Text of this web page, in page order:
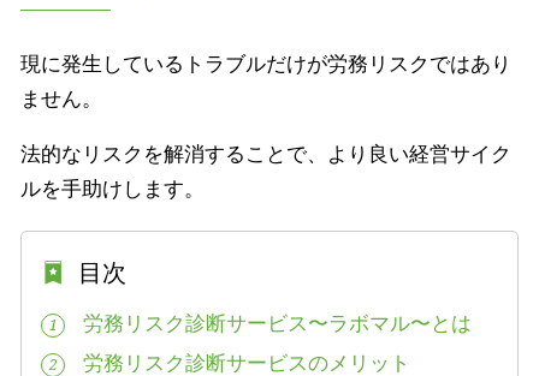
現に発生しているトラブルだけが労務リスクではあり
ません。
法的なリスクを解消することで、より良い経営サイク
ルを手助けします。
目次
1 労務リスク診断サービス〜ラボマル〜とは
2 労務リスク診断サービスのメリット